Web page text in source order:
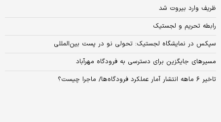
ظریف وارد بیروت شد
رابطه تحریم و لجستیک
سپکس در نمایشگاه لجستیک: تحولی نو در پست بین‌المللی
مسیر‌های جایگزین برای دسترسی به فرودگاه مهرآباد
تاخیر ۶ ماهه انتشار آمار عملکرد فرودگاه‌ها/ ماجرا چیست؟